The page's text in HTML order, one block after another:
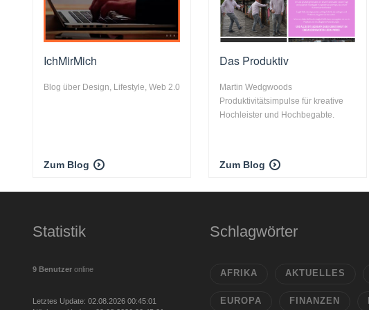
IchMirMich
Blog über Design, Lifestyle, Web 2.0
Zum Blog
Das Produktiv
Martin Wedgwoods
Produktivitätsimpulse für kreative
Hochleister und Hochbegabte.
Zum Blog
Statistik
9 Benutzer online
Letztes Update: 02.08.2026 00:45:01
Schlagwörter
AFRIKA AKTUELLES
EUROPA FINANZEN